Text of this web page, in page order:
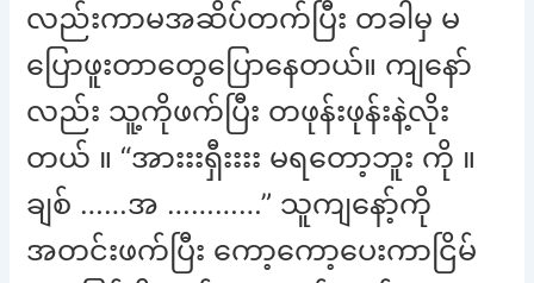
လည်းကာမအဆိပ်တက်ပြီး တခါမှ မ
ပြောဖူးတာတွေပြောနေတယ်။ ကျနော်
လည်း သူ့ကိုဖက်ပြီး တဖုန်းဖုန်းနဲ့လိုး
တယ် ။ “အားးးရှီးးးး မရတော့ဘူး ကို ။
ချစ် ……အ …………” သူကျနော့်ကို
အတင်းဖက်ပြီး ကော့ကော့ပေးကာငြိမ်